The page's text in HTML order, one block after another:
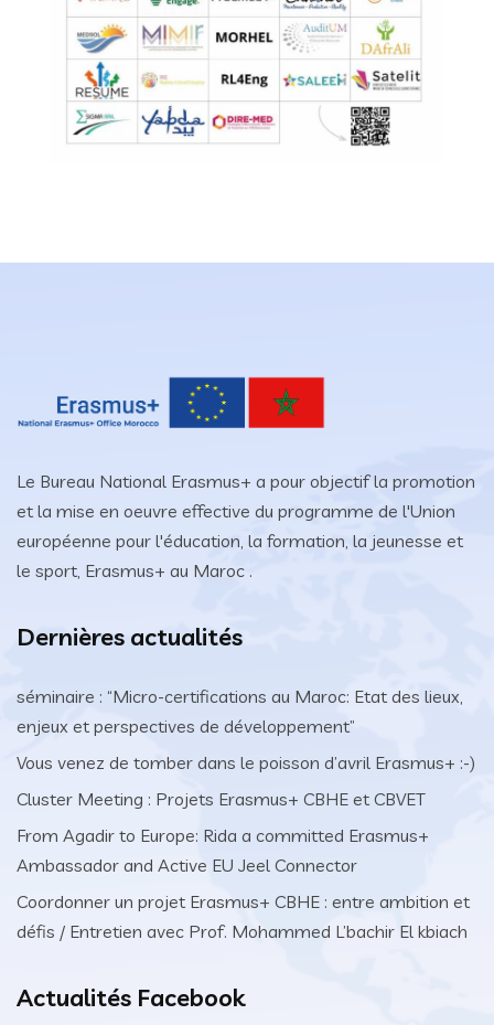
Le Bureau National Erasmus+ a pour objectif la promotion
et la mise en oeuvre effective du programme de l'Union
européenne pour l'éducation, la formation, la jeunesse et
le sport, Erasmus+ au Maroc .
Dernières actualités
séminaire : “Micro-certifications au Maroc: Etat des lieux,
enjeux et perspectives de développement”
Vous venez de tomber dans le poisson d’avril Erasmus+ :-)
Cluster Meeting : Projets Erasmus+ CBHE et CBVET
From Agadir to Europe: Rida a committed Erasmus+
Ambassador and Active EU Jeel Connector
Coordonner un projet Erasmus+ CBHE : entre ambition et
défis / Entretien avec Prof. Mohammed L’bachir El kbiach
Actualités Facebook